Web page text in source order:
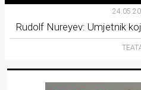
Rudolf Nureyev: Umjetnik